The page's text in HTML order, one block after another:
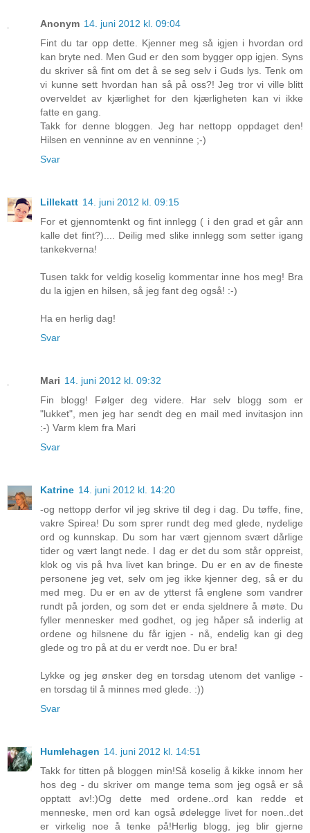
Anonym 14. juni 2012 kl. 09:04
Fint du tar opp dette. Kjenner meg så igjen i hvordan ord
kan bryte ned. Men Gud er den som bygger opp igjen. Syns
du skriver så fint om det å se seg selv i Guds lys. Tenk om
vi kunne sett hvordan han så på oss?! Jeg tror vi ville blitt
overveldet av kjærlighet for den kjærligheten kan vi ikke
fatte en gang.
Takk for denne bloggen. Jeg har nettopp oppdaget den!
Hilsen en venninne av en venninne ;-)
Svar
Lillekatt 14. juni 2012 kl. 09:15
For et gjennomtenkt og fint innlegg ( i den grad et går ann
kalle det fint?).... Deilig med slike innlegg som setter igang
tankekverna!
Tusen takk for veldig koselig kommentar inne hos meg! Bra
du la igjen en hilsen, så jeg fant deg også! :-)
Ha en herlig dag!
Svar
Mari 14. juni 2012 kl. 09:32
Fin blogg! Følger deg videre. Har selv blogg som er
"lukket", men jeg har sendt deg en mail med invitasjon inn
:-) Varm klem fra Mari
Svar
Katrine 14. juni 2012 kl. 14:20
-og nettopp derfor vil jeg skrive til deg i dag. Du tøffe, fine,
vakre Spirea! Du som sprer rundt deg med glede, nydelige
ord og kunnskap. Du som har vært gjennom svært dårlige
tider og vært langt nede. I dag er det du som står oppreist,
klok og vis på hva livet kan bringe. Du er en av de fineste
personene jeg vet, selv om jeg ikke kjenner deg, så er du
med meg. Du er en av de ytterst få englene som vandrer
rundt på jorden, og som det er enda sjeldnere å møte. Du
fyller mennesker med godhet, og jeg håper så inderlig at
ordene og hilsnene du får igjen - nå, endelig kan gi deg
glede og tro på at du er verdt noe. Du er bra!
Lykke og jeg ønsker deg en torsdag utenom det vanlige -
en torsdag til å minnes med glede. :))
Svar
Humlehagen 14. juni 2012 kl. 14:51
Takk for titten på bloggen min!Så koselig å kikke innom her
hos deg - du skriver om mange tema som jeg også er så
opptatt av!:)Og dette med ordene..ord kan redde et
menneske, men ord kan også ødelegge livet for noen..det
er virkelig noe å tenke på!Herlig blogg, jeg blir gjerne